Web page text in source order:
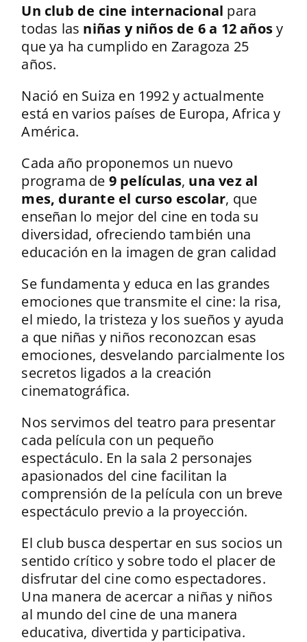
Un club de cine internacional para
todas las niñas y niños de 6 a 12 añosy
que ya ha cumplido en Zaragoza 25
años.
Nació en Suiza en 1992 y actualmente
está en varios países de Europa, Africa y
América.
Cada año proponemos un nuevo
programa de 9 películas, una vez al
mes, durante el curso escolar, que
enseñan lo mejor del cine en toda su
diversidad, ofreciendo también una
educación en la imagen de gran calidad
Se fundamenta y educa en las grandes
emociones que transmite el cine: la risa,
el miedo, la tristeza y los sueños y ayuda
a que niñas y niños reconozcan esas
emociones, desvelando parcialmente los
secretos ligados a la creación
cinematográfica.
Nos servimos del teatro para presentar
cada película con un pequeño
espectáculo. En la sala 2 personajes
apasionados del cine facilitan la
comprensión de la película con un breve
espectáculo previo a la proyección.
El club busca despertar en sus socios un
sentido crítico y sobre todo el placer de
disfrutar del cine como espectadores.
Una manera de acercar a niñas y niños
al mundo del cine de una manera
educativa, divertida y participativa.